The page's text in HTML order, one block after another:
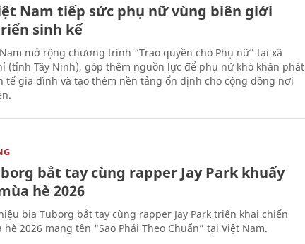
Nam tiếp sức phụ nữ vùng biên giới
sinh kế
Nam mở rộng chương trình “Trao quyền cho Phụ nữ” tại xã
(tỉnh Tây Ninh), góp thêm nguồn lực để phụ nữ khó khăn phát
tế gia đình và tạo thêm nền tảng ổn định cho cộng đồng nơi
bắt tay cùng rapper Jay Park khuấy
hè 2026
bia Tuborg bắt tay cùng rapper Jay Park triển khai chiến
hè 2026 mang tên "Sao Phải Theo Chuẩn” tại Việt Nam.